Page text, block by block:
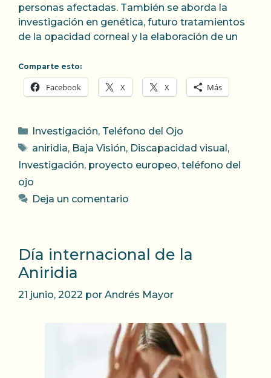
personas afectadas. También se aborda la
investigación en genética, futuro tratamientos
de la opacidad corneal y la elaboración de un
Comparte esto:
Facebook X X Más
Categorías
Investigación, Teléfono del Ojo
Etiquetas
aniridia, Baja Visión, Discapacidad visual ,
Investigación, proyecto europeo, teléfono del
ojo
Deja un comentario
Día internacional de la
Aniridia
21 junio, 2022 por Andrés Mayor